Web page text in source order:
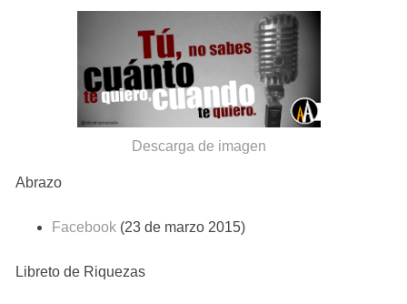
Descarga de imagen
Abrazo
Facebook(23 de marzo 2015)
Libreto de Riquezas